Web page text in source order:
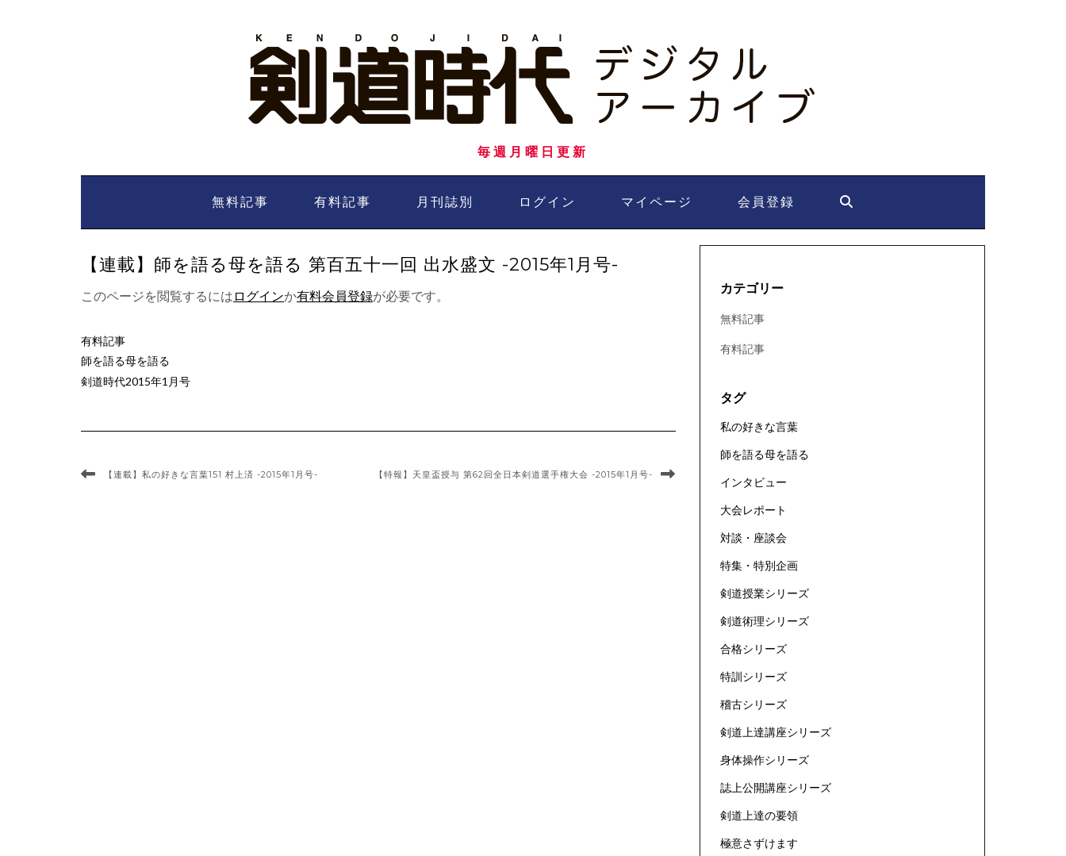
毎週月曜日更新
無料記事 有料記事 月刊誌別 ログイン マイページ 会員登録
【連載】師を語る母を語る 第百五十一回 出水盛文 -2015年1月号-
このページを閲覧するには ログインか有料会員登録が必要です。
有料記事
師を語る母を語る
剣道時代2015年1月号
【連載】私の好きな言葉151 村上済 -2015年1月号- 【特報】天皇盃授与 第62回全日本剣道選手権大会 -2015年1月号-
カテゴリー
無料記事
有料記事
タグ
私の好きな言葉
師を語る母を語る
インタビュー
大会レポート
対談・座談会
特集・特別企画
剣道授業シリーズ
剣道術理シリーズ
合格シリーズ
特訓シリーズ
稽古シリーズ
剣道上達講座シリーズ
身体操作シリーズ
誌上公開講座シリーズ
剣道上達の要領
極意さずけます